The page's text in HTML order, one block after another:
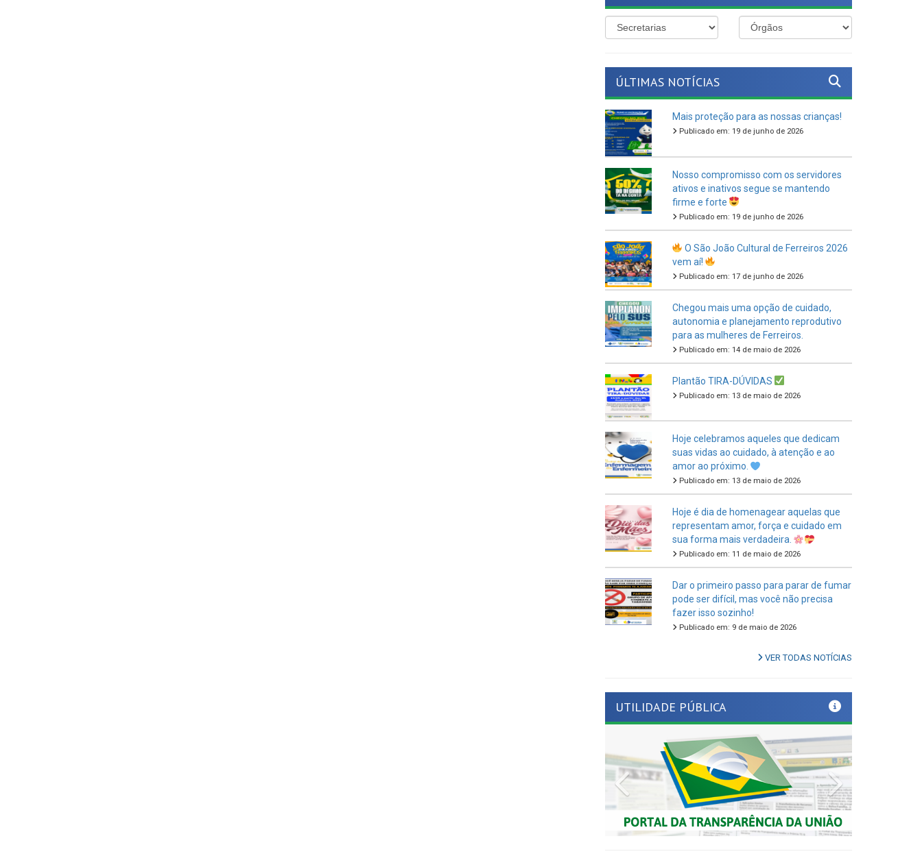
Mais proteção para as nossas crianças!
firme e forte
Publicado em: 19 de junho de 2026
Publicado em: 17 de junho de 2026
para as mulheres de Ferreiros.
Publicado em: 14 de maio de 2026
Publicado em: 13 de maio de 2026
amor ao próximo.
Publicado em: 13 de maio de 2026
sua forma mais verdadeira.
Publicado em: 11 de maio de 2026
fazer isso sozinho!
Publicado em: 9 de maio de 2026
Previous Next